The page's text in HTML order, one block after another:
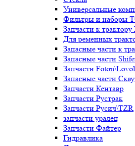
Универсальные
Фильтры и наборы
Запчасти к
Для ременных
Запасные части к
Запасные части
Запчасти Foton\Lovol
Запасные части
Запчасти Кентавр
Запчасти Рустрак
Запчасти Русич\TZR
запчасти уралец
Запчасти Файтер
Гидравлика